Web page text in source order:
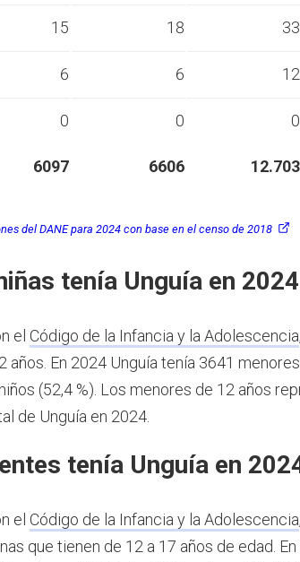
15 18 33
6 6 12
0 0 0
6097 6606 12.703
del DANE para 2024 con base en el censo de 2018
tenía Unguía en 2024
el Código de la Infancia y la Adolescencia
años. En 2024 Unguía tenía 3641
(52,4 %). Los menores de 12 años
de Unguía en 2024.
tenía Unguía en
el Código de la Infancia y la Adolescencia
que tienen de 12 a 17 años de edad.